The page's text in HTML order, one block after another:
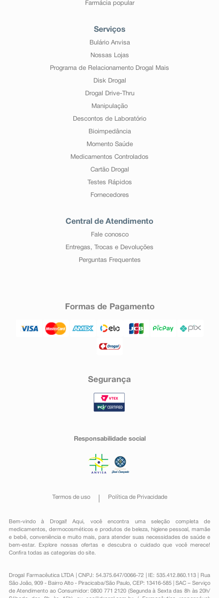
Farmácia popular
Serviços
Bulário Anvisa
Nossas Lojas
Programa de Relacionamento Drogal Mais
Disk Drogal
Drogal Drive-Thru
Manipulação
Descontos de Laboratório
Bioimpedância
Momento Saúde
Medicamentos Controlados
Cartão Drogal
Testes Rápidos
Fornecedores
Central de Atendimento
Fale conosco
Entregas, Trocas e Devoluções
Perguntas Frequentes
Formas de Pagamento
Segurança
Responsabilidade social
Termos de uso Política de Privacidade
Bem-vindo à Drogal! Aqui, você encontra uma seleção completa de
medicamentos , dermocosméticos e produtos de beleza, higiene pessoal ,mamãe
e bebê, conveniênciae muito mais, para atender suas necessidades de saúde e
bem-estar. Explore nossas ofertas e descubra o cuidado que você merece!
Confira todas as categorias do site.
Drogal Farmacêutica LTDA | CNPJ: 54.375.647/0066-72 | IE: 535.412.860.113 | Rua
São João, 909 - Bairro Alto - Piracicaba/São Paulo, CEP: 13416-585 | SAC – Serviço
de Atendimento ao Consumidor: 0800 771 2120 (Segunda à Sexta das 8h às 20h/